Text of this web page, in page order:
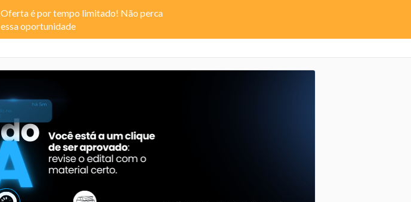
Oferta é por tempo limitado! Não perca
essa oportunidade